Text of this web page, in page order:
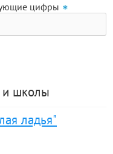
цифры
и школы
ладья"